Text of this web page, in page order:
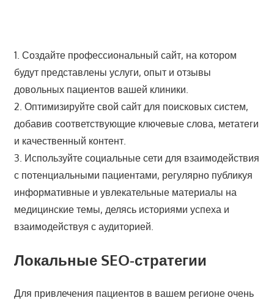
1. Создайте профессиональный сайт, на котором
будут представлены услуги, опыт и отзывы
довольных пациентов вашей клиники.
2. Оптимизируйте свой сайт для поисковых систем,
добавив соответствующие ключевые слова, метатеги
и качественный контент.
3. Используйте социальные сети для взаимодействия
с потенциальными пациентами, регулярно публикуя
информативные и увлекательные материалы на
медицинские темы, делясь историями успеха и
взаимодействуя с аудиторией.
Локальные SEO-стратегии
Для привлечения пациентов в вашем регионе очень